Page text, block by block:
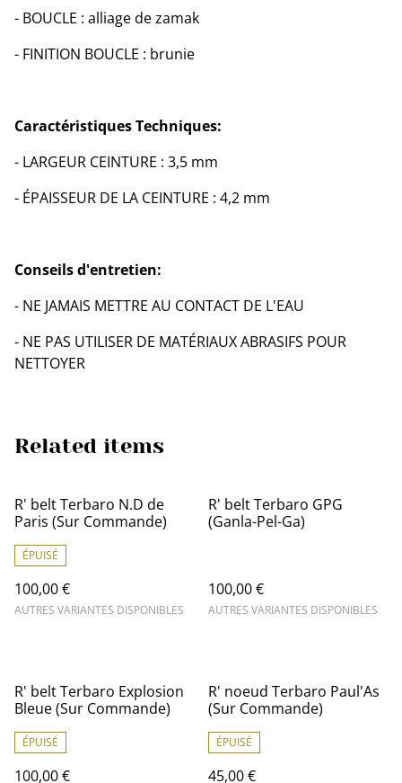
- BOUCLE : alliage de zamak
- FINITION BOUCLE : brunie
Caractéristiques Techniques:
- LARGEUR CEINTURE : 3,5 mm
- ÉPAISSEUR DE LA CEINTURE : 4,2 mm
Conseils d'entretien:
- NE JAMAIS METTRE AU CONTACT DE L'EAU
- NE PAS UTILISER DE MATÉRIAUX ABRASIFS POUR
NETTOYER
Related items
R' belt Terbaro N.D de
Paris (Sur Commande)
ÉPUISÉ
100,00 €
AUTRES VARIANTES DISPONIBLES
R' belt Terbaro GPG
(Ganla-Pel-Ga)
100,00 €
AUTRES VARIANTES DISPONIBLES
R' belt Terbaro Explosion
Bleue (Sur Commande)
ÉPUISÉ
100,00 €
R' noeud Terbaro Paul'As
(Sur Commande)
ÉPUISÉ
45,00 €